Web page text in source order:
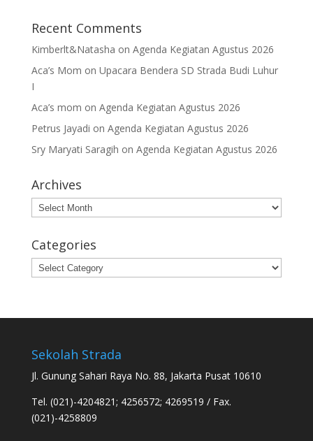
Recent Comments
Kimberlt&Natasha on Agenda Kegiatan Agustus 2026
Aca’s Mom on Upacara Bendera SD Strada Budi Luhur
I
Aca’s mom on Agenda Kegiatan Agustus 2026
Petrus Jayadi on Agenda Kegiatan Agustus 2026
Sry Maryati Saragih on Agenda Kegiatan Agustus 2026
Archives
Archives
Categories
Categories
Sekolah Strada
Jl. Gunung Sahari Raya No. 88, Jakarta Pusat 10610
Tel. (021)-4204821; 4256572; 4269519 / Fax.
(021)-4258809